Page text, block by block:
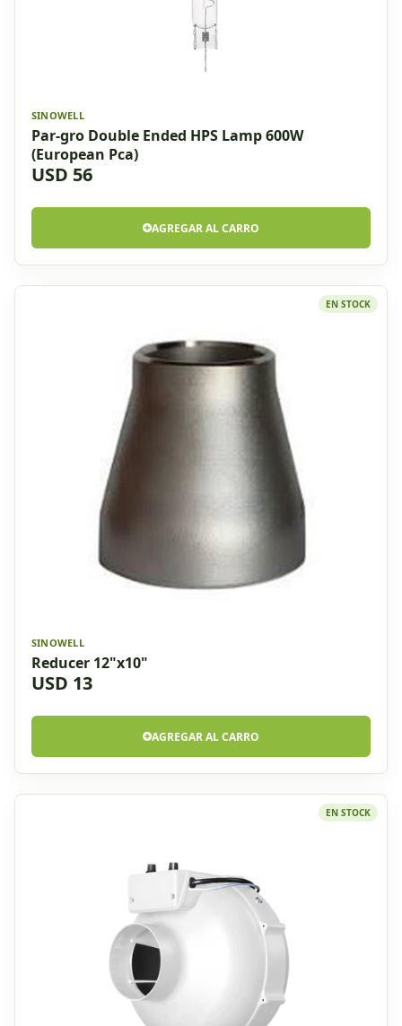
SINOWELL
Par-gro Double Ended HPS Lamp 600W
(European Pca)
USD 56
AGREGAR AL CARRO
EN STOCK
SINOWELL
Reducer 12"x10"
USD 13
AGREGAR AL CARRO
EN STOCK